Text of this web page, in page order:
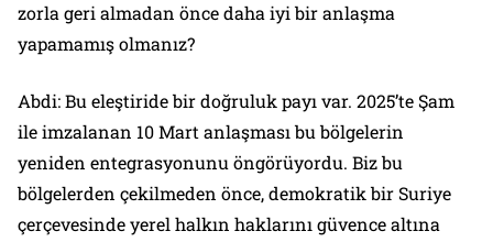
zorla geri almadan önce daha iyi bir anlaşma
yapamamış olmanız?
Abdi: Bu eleştiride bir doğruluk payı var. 2025’te Şam
ile imzalanan 10 Mart anlaşması bu bölgelerin
yeniden entegrasyonunu öngörüyordu. Biz bu
bölgelerden çekilmeden önce, demokratik bir Suriye
çerçevesinde yerel halkın haklarını güvence altına